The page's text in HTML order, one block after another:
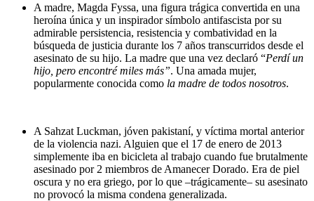
A madre, Magda Fyssa, una figura trágica convertida en una
heroína única y un inspirador símbolo antifascista por su
admirable persistencia, resistencia y combatividad en la
búsqueda de justicia durante los 7 años transcurridos desde el
asesinato de su hijo. La madre que una vez declaró “Perdí un
hijo, pero encontré miles más”. Una amada mujer,
popularmente conocida como la madre de todos nosotros.
A Sahzat Luckman, jóven pakistaní, y víctima mortal anterior
de la violencia nazi. Alguien que el 17 de enero de 2013
simplemente iba en bicicleta al trabajo cuando fue brutalmente
asesinado por 2 miembros de Amanecer Dorado. Era de piel
oscura y no era griego, por lo que –trágicamente– su asesinato
no provocó la misma condena generalizada.